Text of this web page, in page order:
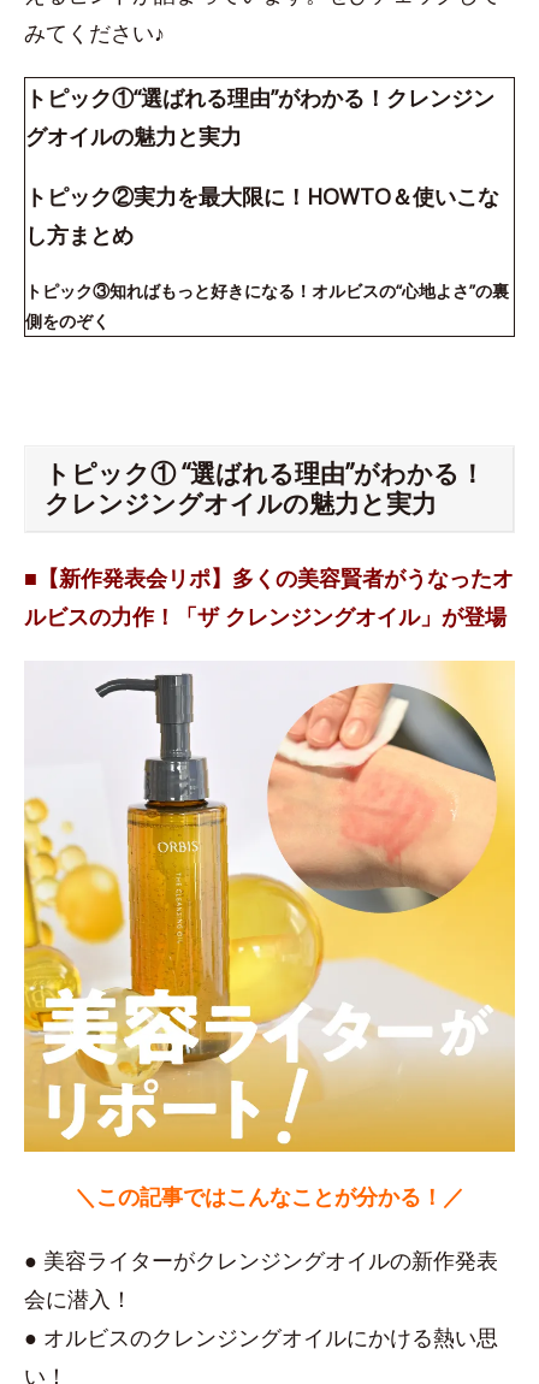
みてください♪
トピック①“選ばれる理由”がわかる！クレンジン
グオイルの魅力と実力
トピック②実力を最大限に！HOWTO＆使いこな
し方まとめ
トピック③知ればもっと好きになる！オルビスの“心地よさ”の裏
側をのぞく
トピック① “選ばれる理由”がわかる！
クレンジングオイルの魅力と実力
■【新作発表会リポ】多くの美容賢者がうなったオ
ルビスの力作！「ザ クレンジングオイル」が登場
＼この記事ではこんなことが分かる！／
● 美容ライターがクレンジングオイルの新作発表
会に潜入！
● オルビスのクレンジングオイルにかける熱い思
い！